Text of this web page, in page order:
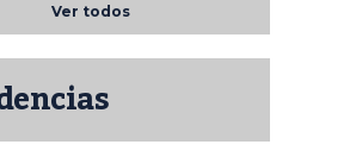
Ver todos